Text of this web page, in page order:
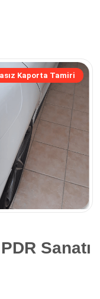
Kaporta Tamiri
Sanatı